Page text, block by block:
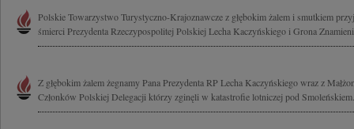
Polskie Towarzystwo Turystyczno-Krajoznawcze z głębokim żalem i smutkiem
śmierci Prezydenta Rzeczypospolitej Polskiej Lecha Kaczyńskiego i Grona
Z głębokim żalem żegnamy Pana Prezydenta RP Lecha Kaczyńskiego wraz z
Członków Polskiej Delegacji którzy zginęli w katastrofie lotniczej pod